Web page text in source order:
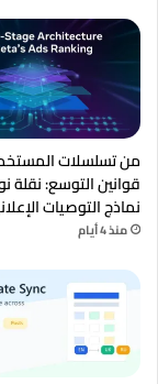
من تسلسلات
قوانين التوسع: نقلة
نماذج التوصيات
منذ 4 أيام